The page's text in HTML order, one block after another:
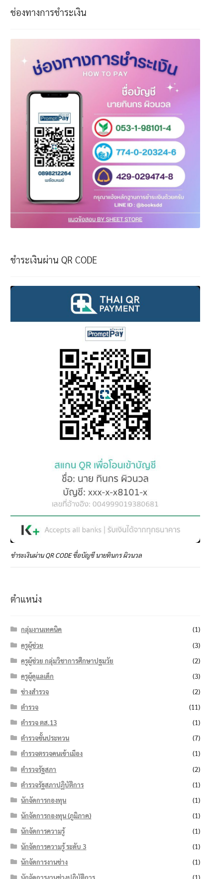
ช่องทางการชำระเงิน
ชำระเงินผ่าน QR CODE
ชำระเงินผ่าน QR CODE ชื่อบัญชี นายทินกร ผิวนวล
ตำแหน่ง
กลุ่มงานเทคนิค
(1)
ครูผู้ช่วย
(3)
ครูผู้ช่วย กลุ่มวิชาการศึกษาปฐมวัย
(2)
ครูผู้ดูแลเด็ก
(3)
ช่างสำรวจ
(2)
ตำรวจ
(11)
ตำรวจ ตส.13
(1)
ตำรวจชั้นประทวน
(7)
ตำรวจตรวจคนเข้าเมือง
(1)
ตำรวจรัฐสภา
(2)
ตำรวจรัฐสภาปฏิบัติการ
(1)
นักจัดการกองทุน
(1)
นักจัดการกองทุน (ภูมิภาค)
(1)
นักจัดการความรู้
(1)
นักจัดการความรู้ ระดับ 3
(1)
นักจัดการงานช่าง
(1)